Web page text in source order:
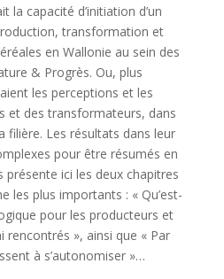
la capacité d’initiation d’un
transformation et
en Wallonie au sein des
& Progrès. Ou, plus
les perceptions et les
et des transformateurs, dans
filière. Les résultats dans leur
pour être résumés en
présente ici les deux chapitres
les plus importants : « Qu’est-
pour les producteurs et
rencontrés », ainsi que « Par
à s’autonomiser »…